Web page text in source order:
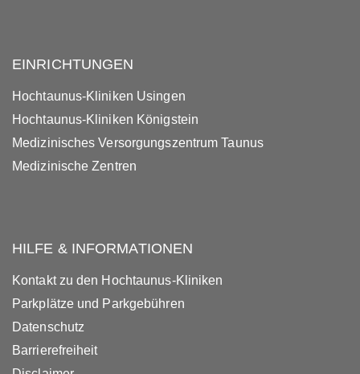
EINRICHTUNGEN
Hochtaunus-Kliniken Usingen
Hochtaunus-Kliniken Königstein
Medizinisches Versorgungszentrum Taunus
Medizinische Zentren
HILFE & INFORMATIONEN
Kontakt zu den Hochtaunus-Kliniken
Parkplätze und Parkgebühren
Datenschutz
Barrierefreiheit